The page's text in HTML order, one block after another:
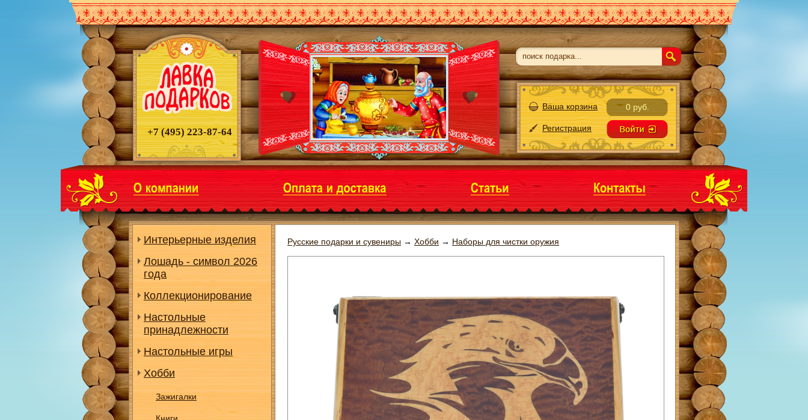
+7 (495) 223-87-64
Ваша корзина 0 руб.
Регистрация
Интерьерные изделия
Лошадь - символ 2026
года
Коллекционирование
Настольные
принадлежности
Настольные игры
Хобби
Зажигалки
Русские подарки и сувениры → Хобби → Наборы для чистки оружия